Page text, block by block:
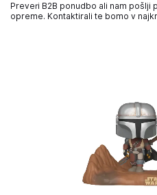
Preveri B2B ponudbo ali nam pošlji
opreme. Kontaktirali te bomo v